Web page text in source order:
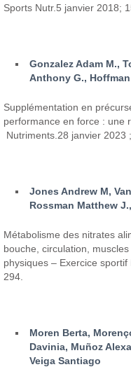
Sports Nutr.5 janvier 2018;
Gonzalez Adam M.,
Anthony G.,
Supplémentation en
performance en force : une
Nutriments.28 janvier 2023
Jones Andrew M,
Rossman Matthew
Métabolisme des nitrates
bouche, circulation,
physiques – Exercice
294.
Moren Berta,
Davinia, Muñoz
Veiga Santiago